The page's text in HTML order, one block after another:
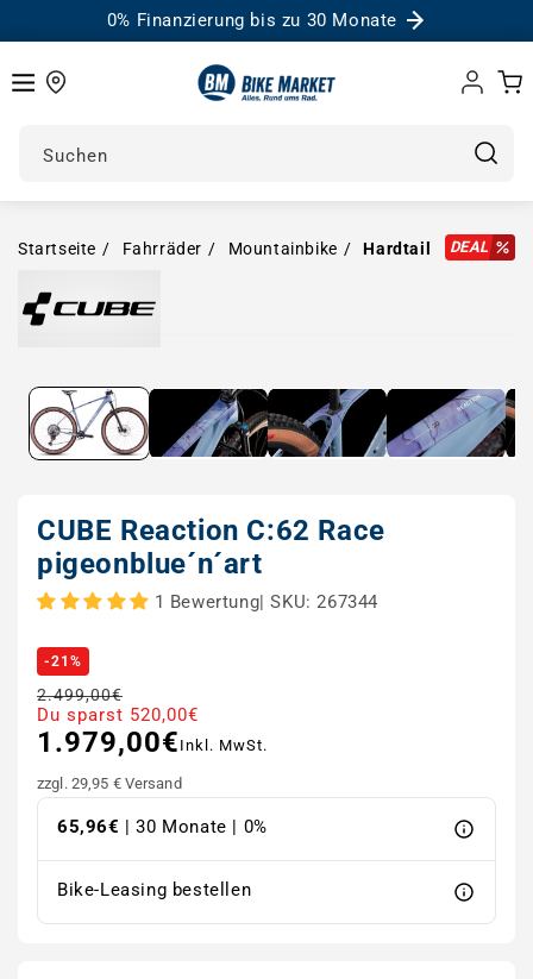
0% Finanzierung bis zu 30 Monate
Suchen
Einloggen
Startseite Fahrräder Mountainbike Hardtail DEAL
CUBE Reaction C:62 Race
pigeonblue´n´art
1 Bewertung| SKU: 267344
-21%
Normaler Preis
2.499,00€
Du sparst 520,00€
Verkaufspreis
1.979,00€ Inkl. MwSt.
zzgl. 29,95 € Versand
65,96€ | 30 Monate | 0%
Bike-Leasing bestellen